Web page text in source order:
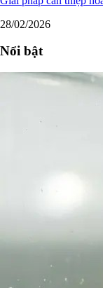
28/02/2026
Nổi bật